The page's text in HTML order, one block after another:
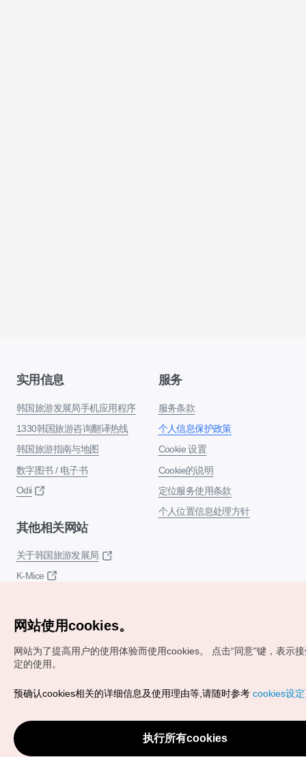
实用信息
韩国旅游发展局手机应用程序
1330韩国旅游咨询翻译热线
韩国旅游指南与地图
数字图书 / 电子书
Odii
服务
服务条款
个人信息保护政策
Cookie 设置
Cookie的说明
定位服务使用条款
个人位置信息处理方针
其他相关网站
关于韩国旅游发展局
K-Mice
Copyrights (c) 韩国旅游发展局版权所有
chnsim@knto.or.kr
网站使用cookies。
网站为了提高用户的使用体验而使用cookies。
点击“同意"键，表示
定的使用。
预确认cookies相关的详细信息及使用理由等,请随时参考 cookies设
执行所有cookies